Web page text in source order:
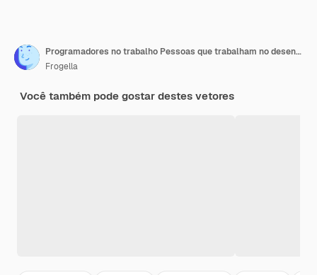
Programadores no trabalho Pessoas que trabalham no desenvolvimento de sites Homem e mulher projetando interface na tela do computador desktop Funcionários programando ou software de codificação no vetor de trabalho em equipe
Frogella
Você também pode gostar destes vetores